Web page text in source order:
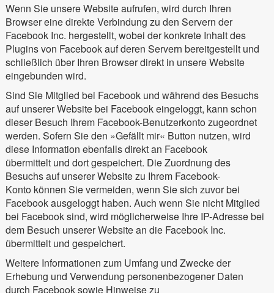
Wenn Sie unsere Website aufrufen, wird durch Ihren
Browser eine direkte Verbindung zu den Servern der
Facebook Inc. hergestellt, wobei der konkrete Inhalt des
Plugins von Facebook auf deren Servern bereitgestellt und
schließlich über Ihren Browser direkt in unsere Website
eingebunden wird.
Sind Sie Mitglied bei Facebook und während des Besuchs
auf unserer Website bei Facebook eingeloggt, kann schon
dieser Besuch Ihrem Facebook-Benutzerkonto zugeordnet
werden. Sofern Sie den »Gefällt mir« Button nutzen, wird
diese Information ebenfalls direkt an Facebook
übermittelt und dort gespeichert. Die Zuordnung des
Besuchs auf unserer Website zu Ihrem Facebook-
Konto können Sie vermeiden, wenn Sie sich zuvor bei
Facebook ausgeloggt haben. Auch wenn Sie nicht Mitglied
bei Facebook sind, wird möglicherweise Ihre IP-Adresse bei
dem Besuch unserer Website an die Facebook Inc.
übermittelt und gespeichert.
Weitere Informationen zum Umfang und Zwecke der
Erhebung und Verwendung personenbezogener Daten
durch Facebook sowie Hinweise zu